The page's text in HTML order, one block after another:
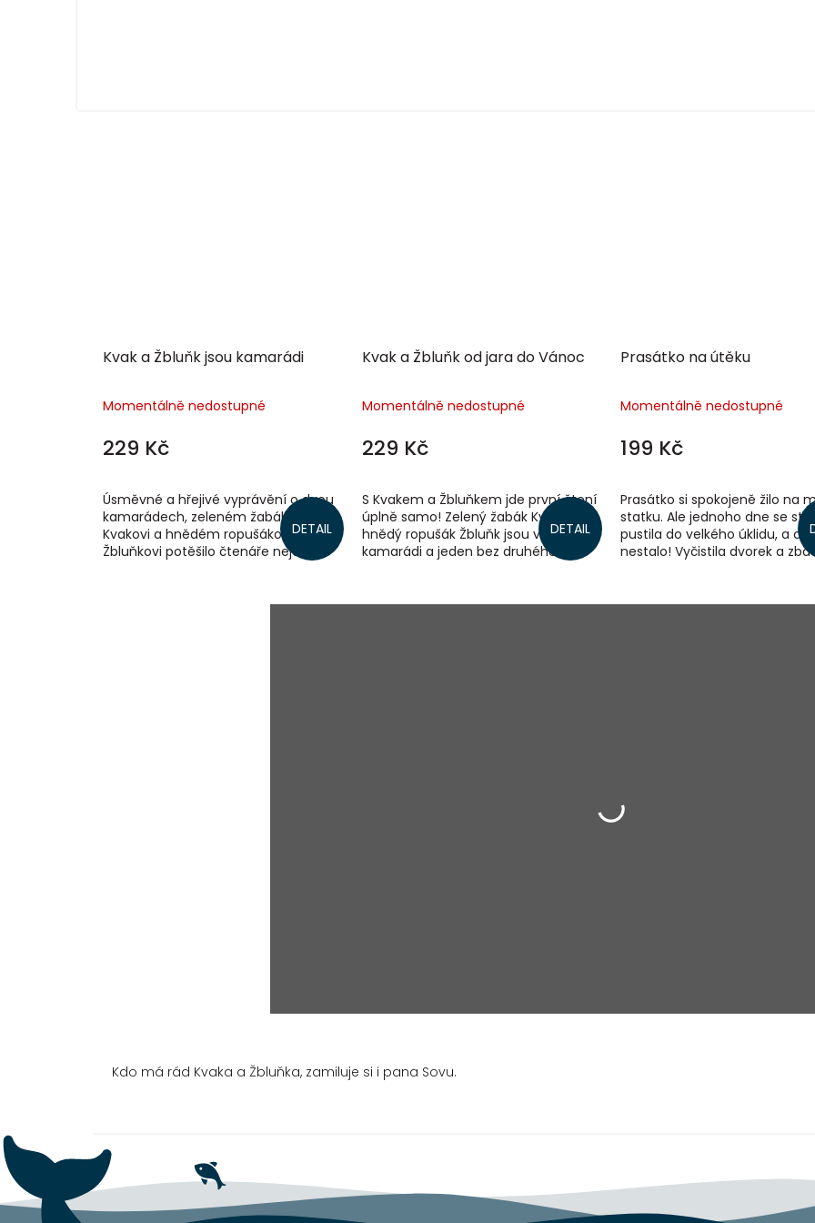
Kvak a Žbluňk jsou kamarádi
Momentálně nedostupné
229 Kč
DETAIL
Úsměvné a hřejivé vyprávění o dvou
kamarádech, zeleném žabákovi
Kvakovi a hnědém ropušákovi
Žbluňkovi potěšilo čtenáře nejen v
Kvak a Žbluňk od jara do Vánoc
Momentálně nedostupné
229 Kč
DETAIL
S Kvakem a Žbluňkem jde první čtení
úplně samo! Zelený žabák Kvak a
hnědý ropušák Žbluňk jsou velcí
kamarádi a jeden bez druhého
Prasátko na útěku
Momentálně nedostupné
199 Kč
Prasátko si spokojeně žilo na
statku. Ale jednoho dne se
pustila do velkého úklidu, a co
nestalo! Vyčistila dvorek a
Kdo má rád Kvaka a Žbluňka, zamiluje si i pana Sovu.